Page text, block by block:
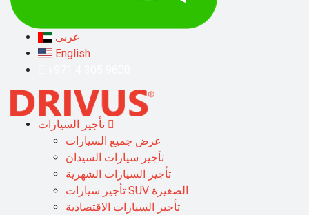
عربى
English
عرض جميع السيارات
تأجير سيارات السيدان
تأجير السيارات الشهرية
تأجير سيارات SUV الصغيرة
تأجير السيارات الاقتصادية